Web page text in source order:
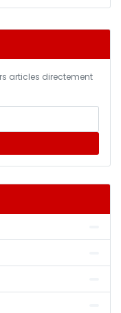
articles directement